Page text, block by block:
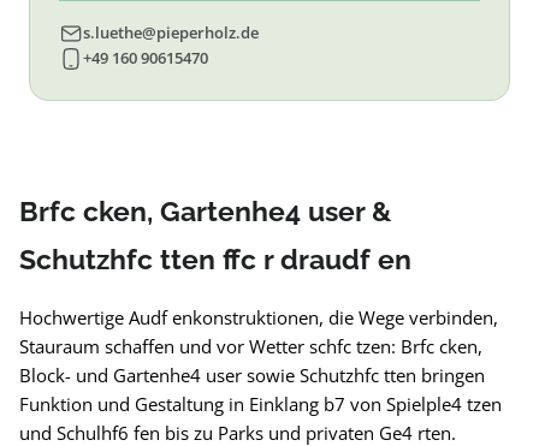
s.luethe@pieperholz.de
+49 160 90615470
Brfc cken, Gartenhe4 user &
Schutzhfc tten ffc r draudf en
Hochwertige Audf enkonstruktionen, die Wege verbinden,
Stauraum schaffen und vor Wetter schfc tzen: Brfc cken,
Block- und Gartenhe4 user sowie Schutzhfc tten bringen
Funktion und Gestaltung in Einklang b7 von Spielple4 tzen
und Schulhf6 fen bis zu Parks und privaten Ge4 rten.